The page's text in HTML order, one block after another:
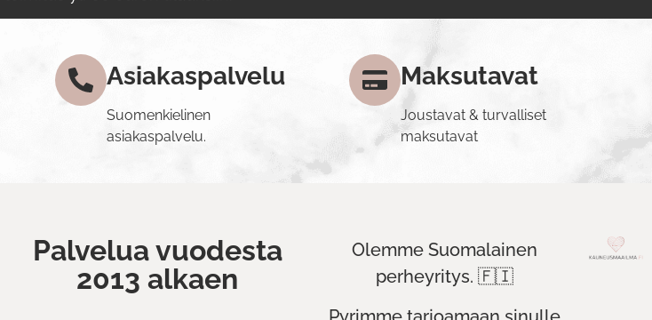
Asiakaspalvelu
Suomenkielinen
asiakaspalvelu.
Maksutavat
Joustavat & turvalliset
maksutavat
Palvelua vuodesta
2013 alkaen
Olemme Suomalainen
perheyritys. 🇫🇮